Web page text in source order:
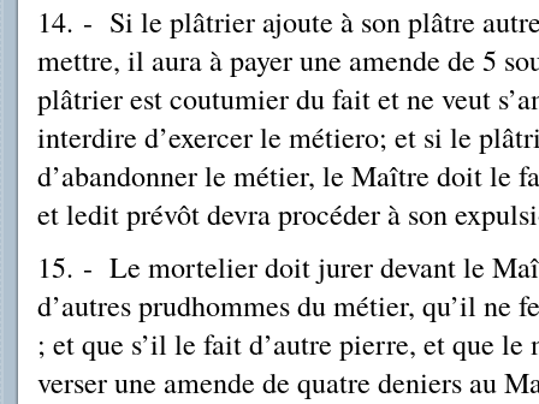
14. - Si le plâtrier ajoute à son plâtre
mettre, il aura à payer une amende de 5
plâtrier est coutumier du fait et ne veut
interdire d’exercer le métiero; et si le
d’abandonner le métier, le Maître doit le
et ledit prévôt devra procéder à son
15. - Le mortelier doit jurer devant le
d’autres prudhommes du métier, qu’il ne
; et que s’il le fait d’autre pierre, et que
verser une amende de quatre deniers au